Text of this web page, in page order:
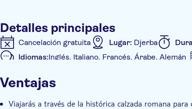
Detalles principales
Cancelación gratuita Lugar: Djerba
Idiomas:Inglés, Italiano, Francés, Árabe, Alemán
Confirmación al momento
Grupo pequeño
Bono electrónico
Ventajas
Viajarás a través de la histórica calzada romana